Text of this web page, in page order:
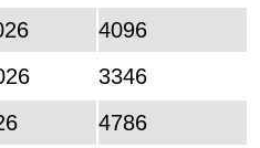
4096
3346
4786